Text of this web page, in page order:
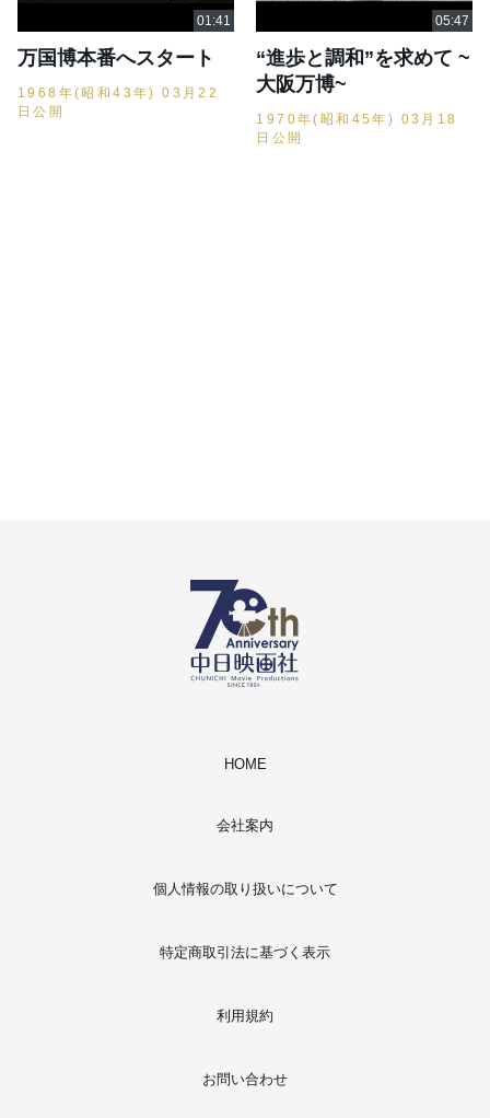
万国博本番へスタート
1968年(昭和43年) 03月22
日公開
“進歩と調和”を求めて ~
大阪万博~
1970年(昭和45年) 03月18
日公開
HOME
会社案内
個人情報の取り扱いについて
特定商取引法に基づく表示
利用規約
お問い合わせ